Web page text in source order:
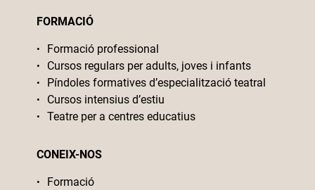
FORMACIÓ
Formació professional
Cursos regulars per adults, joves i infants
Píndoles formatives d’especialització teatral
Cursos intensius d’estiu
Teatre per a centres educatius
CONEIX-NOS
Formació